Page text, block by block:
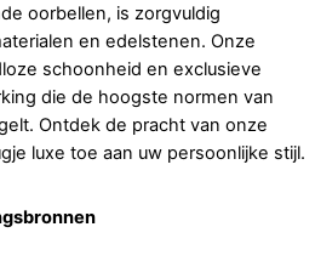
oorbellen, is zorgvuldig
en edelstenen. Onze
schoonheid en exclusieve
die de hoogste normen van
Ontdek de pracht van onze
luxe toe aan uw persoonlijke stijl.